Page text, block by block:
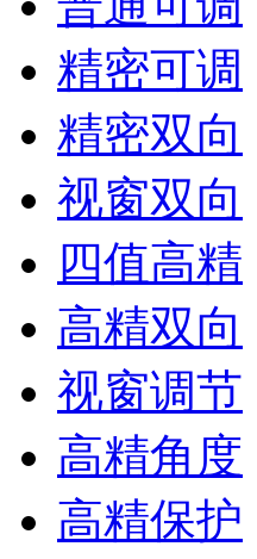
精密可调
精密双向
视窗双向
四值高精
高精双向
视窗调节
高精角度
高精保护